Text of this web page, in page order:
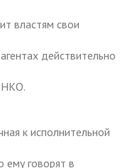
властям свои
действительно
НКО.
к исполнительной
ему говорят в